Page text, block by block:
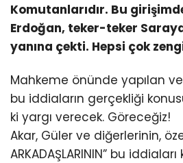
Komutanlarıdır. Bu
Erdoğan, teker-teker
yanına çekti. Hepsi çok
Mahkeme önünde yapılan
bu iddiaların gerçekliği
ki yargı verecek. Göreceğiz!
Akar, Güler ve diğerlerinin,
ARKADAŞLARININ” bu iddiaları